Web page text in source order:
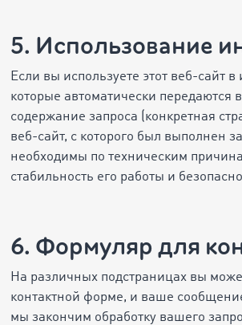
5. Использование
Если вы используете этот веб-
которые автоматически передаются
содержание запроса (конкретная
веб-сайт, с которого был выполнен
необходимы по техническим
стабильность его работы и
6. Формуляр для
На различных подстраницах вы
контактной форме, и ваше
мы закончим обработку вашего